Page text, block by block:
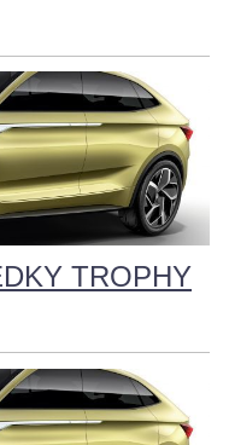
TROPHY